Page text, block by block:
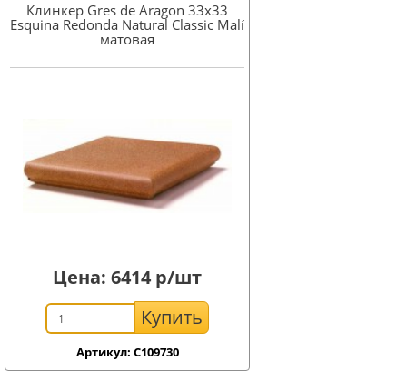
Клинкер Gres de Aragon 33x33
Esquina Redonda Natural Classic Malí
матовая
Цена: 6414 р/шт
Купить
Артикул: C109730